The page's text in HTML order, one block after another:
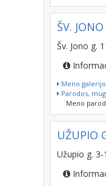
ŠV.
Šv. Jono g.
Meno
Parodos,
Meno
UŽUPIO
Užupio g. 3-